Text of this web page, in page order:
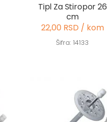
Tipl Za Stiropor 26
cm
22,00 RSD / kom
Šifra: 14133